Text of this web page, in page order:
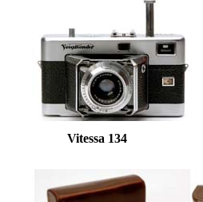
Vitessa 134